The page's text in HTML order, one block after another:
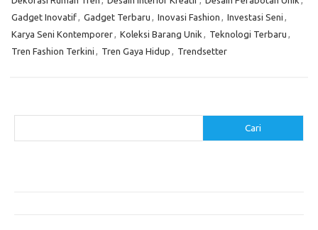
Gadget Inovatif, Gadget Terbaru , Inovasi Fashion , Investasi Seni ,
Karya Seni Kontemporer, Koleksi Barang Unik , Teknologi Terbaru ,
Tren Fashion Terkini , Tren Gaya Hidup , Trendsetter
Cari